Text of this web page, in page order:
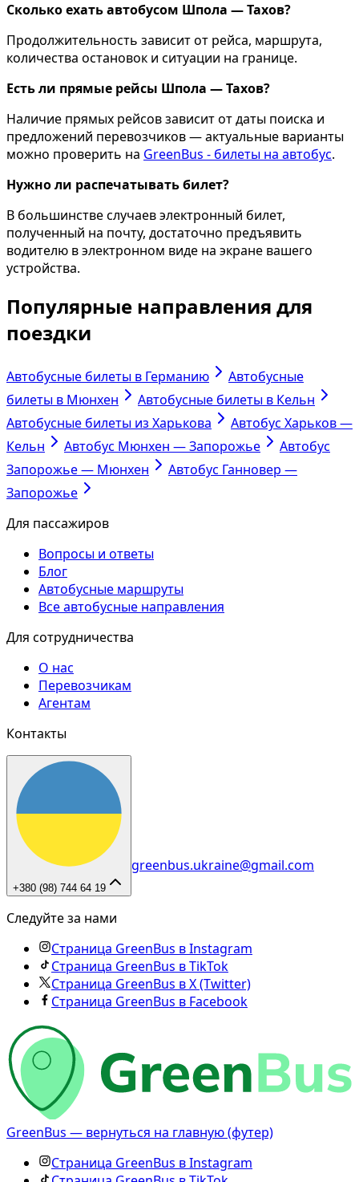
Сколько ехать автобусом Шпола — Тахов?
Продолжительность зависит от рейса, маршрута,
количества остановок и ситуации на границе.
Есть ли прямые рейсы Шпола — Тахов?
Наличие прямых рейсов зависит от даты поиска и
предложений перевозчиков — актуальные варианты
можно проверить на GreenBus - билеты на автобус.
Нужно ли распечатывать билет?
В большинстве случаев электронный билет,
полученный на почту, достаточно предъявить
водителю в электронном виде на экране вашего
устройства.
Популярные направления для
поездки
Автобусные билеты в Германию
Автобусные
билеты в Мюнхен
Автобусные билеты в Кельн
Автобусные билеты из Харькова
Автобус Харьков —
Кельн
Автобус Мюнхен — Запорожье
Автобус
Запорожье — Мюнхен
Автобус Ганновер —
Запорожье
Для пассажиров
Вопросы и ответы
Блог
Автобусные маршруты
Все автобусные направления
Для сотрудничества
О нас
Перевозчикам
Агентам
Контакты
+380 (98) 744 64 19
greenbus.ukraine@gmail.com
Следуйте за нами
Страница GreenBus в Instagram
Страница GreenBus в TikTok
Страница GreenBus в X (Twitter)
Страница GreenBus в Facebook
GreenBus — вернуться на главную (футер)
Страница GreenBus в Instagram